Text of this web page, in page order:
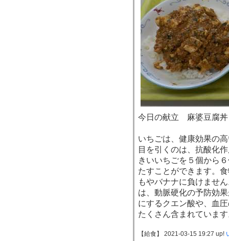
今日の献立 麻婆豆腐
いちごは、健康効果の
目を引くのは、抗酸化
きいいちごを５個から
たすことができます。
もやバナナに負けませ
は、動脈硬化の予防効
にするクエン酸や、血
たくさん含まれていま
【給食】 2021-03-15 19:27 up!